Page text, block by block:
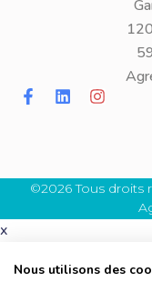
©2026 Tous droits
x
Nous utilisons des